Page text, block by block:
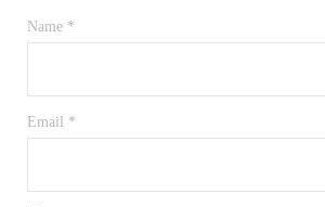
Name *
Email *